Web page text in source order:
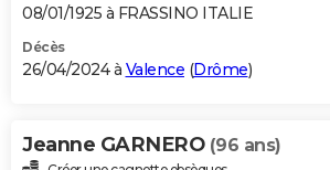
08/01/1925 à FRASSINO ITALIE
Décès
26/04/2024 à Valence (Drôme)
Jeanne GARNERO (96 ans)